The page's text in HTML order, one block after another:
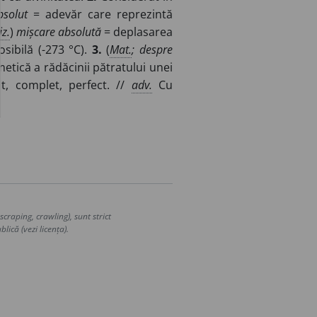
= adevăr care reprezintă
fiz.) mișcare absolută= deplasarea
(-273 °C). 3. (Mat.; despre
a rădăcinii pătratului unei
complet, perfect. // adv. Cu
crawling), sunt strict
(vezi licența).